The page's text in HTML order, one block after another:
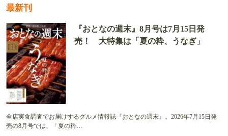
最新刊
『おとなの週末』8月号は7月15日発
売！ 大特集は「夏の粋、うなぎ」
全店実食調査でお届けするグルメ情報誌『おとなの週末』。2026年7月15日発
売の8月号では、「夏の粋…